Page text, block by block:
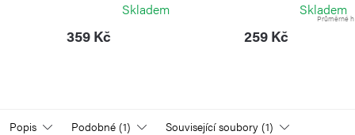
Skladem
359 Kč
Skladem
259 Kč
Průměrné
Popis Podobné (1) Související soubory (1)